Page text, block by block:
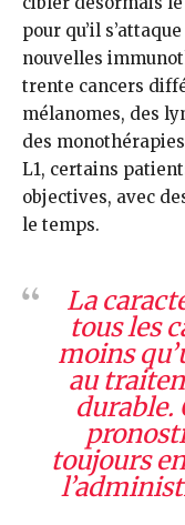
pour qu’il
nouvelles
trente cancers
mélanomes, des
des
L1, certains
objectives, avec
le temps.
La
tous les
moins
au
durable.
toujours